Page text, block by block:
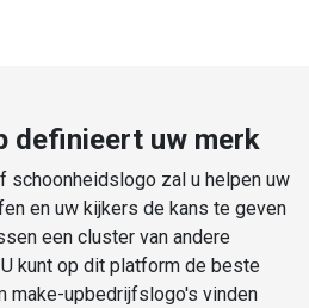
definieert uw merk
schoonheidslogo zal u helpen uw
en uw kijkers de kans te geven
een cluster van andere
kunt op dit platform de beste
make-upbedrijfslogo's vinden